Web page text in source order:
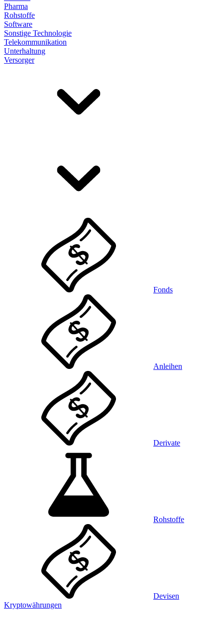
Pharma
Rohstoffe
Software
Sonstige Technologie
Telekommunikation
Unterhaltung
Versorger
Fonds
Anleihen
Derivate
Rohstoffe
Devisen
Kryptowährungen